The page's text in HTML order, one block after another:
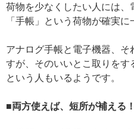
荷物を少なくしたい人には、
「手帳」という荷物が確実に
アナログ手帳と電子機器、そ
すが、そのいいとこ取りをす
という人もいるようです。
■両方使えば、短所が補える！